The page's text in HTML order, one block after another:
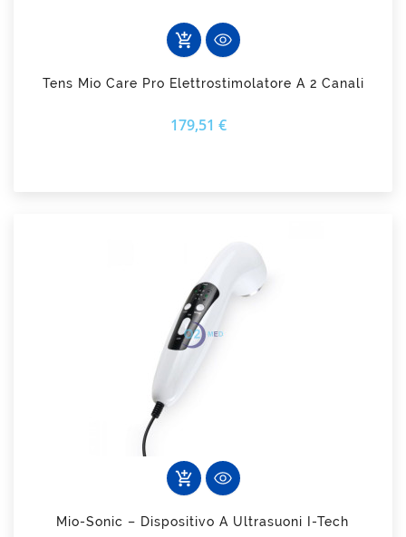
add_shopping_cart
Tens Mio Care Pro Elettrostimolatore A 2 Canali
179,51 €
add_shopping_cart
Mio-Sonic – Dispositivo A Ultrasuoni I-Tech